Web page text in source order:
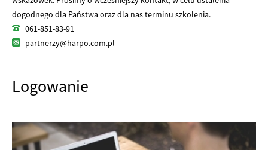
dogodnego dla Państwa oraz dla nas terminu szkolenia.
061-851-83-91
partnerzy@harpo.com.pl
Logowanie